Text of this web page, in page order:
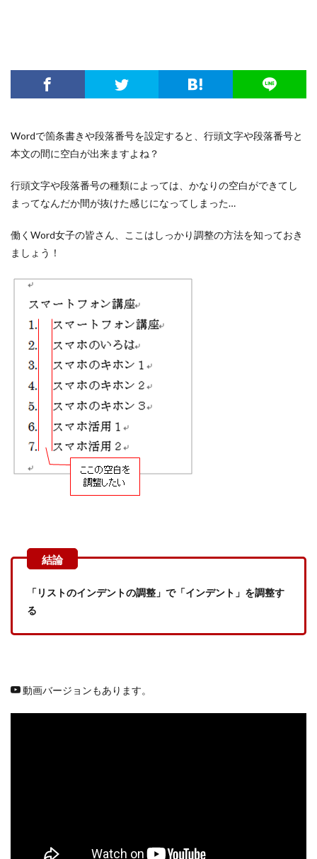
Wordで箇条書きや段落番号を設定すると、行頭文字や段落番号と
本文の間に空白が出来ますよね？
行頭文字や段落番号の種類によっては、かなりの空白ができてし
まってなんだか間が抜けた感じになってしまった…
働くWord女子の皆さん、ここはしっかり調整の方法を知っておき
ましょう！
「リストのインデントの調整」で「インデント」を調整す
る
動画バージョンもあります。